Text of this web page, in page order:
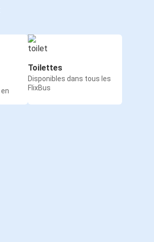
Toilettes
Disponibles dans tous les
FlixBus